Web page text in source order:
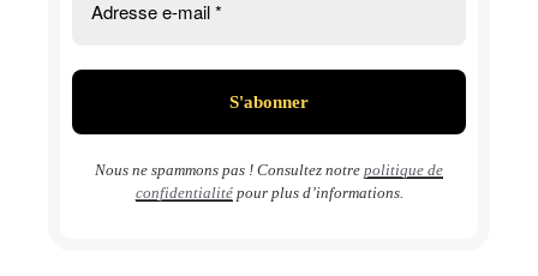
Nous ne spammons pas ! Consultez notre politique de
confidentialitépour plus d’informations.